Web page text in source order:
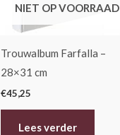
NIET OP VOORRAAD
Trouwalbum Farfalla –
28×31 cm
€45,25
Lees verder